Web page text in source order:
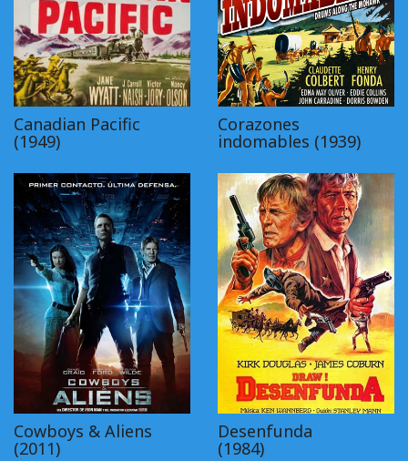
Canadian Pacific
(1949)
Corazones
indomables (1939)
Cowboys & Aliens
(2011)
Desenfunda
(1984)